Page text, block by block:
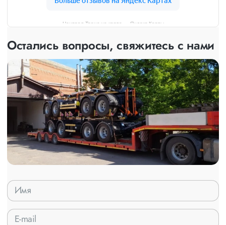
Централ Транс на карте — Яндекс Карты
Остались вопросы, свяжитесь с нами